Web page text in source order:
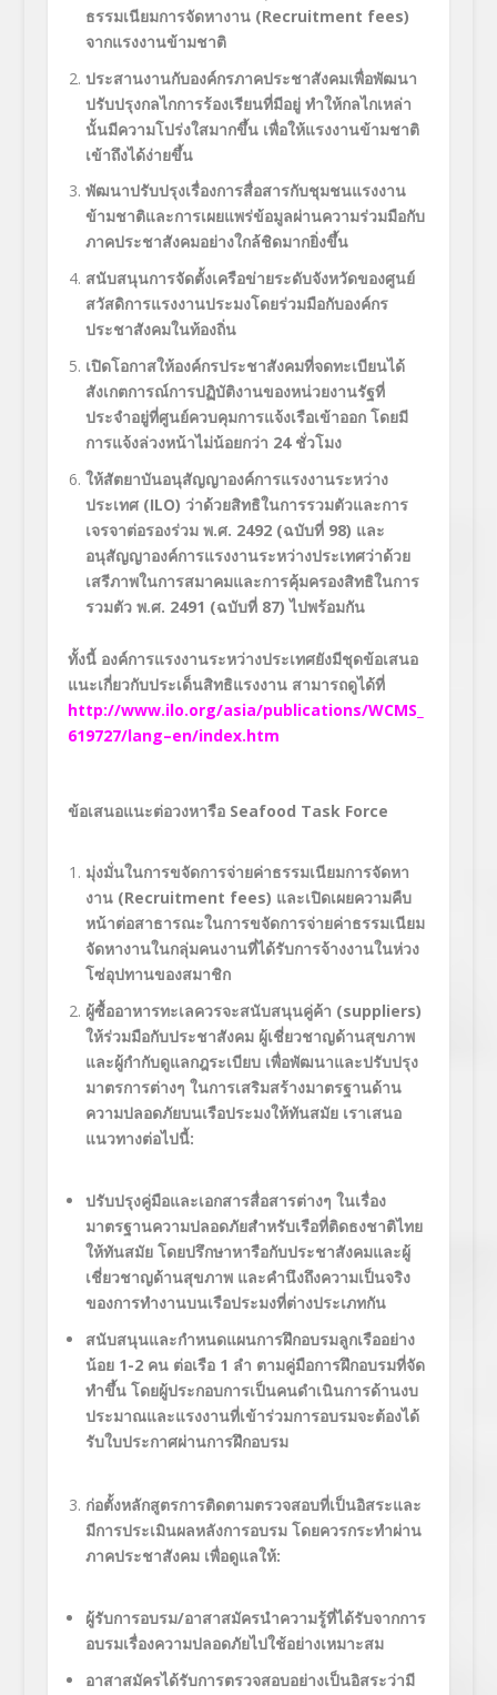
ธรรมเนียมการจัดหางาน (Recruitment fees)
จากแรงงานข้ามชาติ
ประสานงานกับองค์กรภาคประชาสังคมเพื่อพัฒนา
ปรับปรุงกลไกการร้องเรียนที่มีอยู่ ทำให้กลไกเหล่า
นั้นมีความโปร่งใสมากขึ้น เพื่อให้แรงงานข้ามชาติ
เข้าถึงได้ง่ายขึ้น
พัฒนาปรับปรุงเรื่องการสื่อสารกับชุมชนแรงงาน
ข้ามชาติและการเผยแพร่ข้อมูลผ่านความร่วมมือกับ
ภาคประชาสังคมอย่างใกล้ชิดมากยิ่งขึ้น
สนับสนุนการจัดตั้งเครือข่ายระดับจังหวัดของศูนย์
สวัสดิการแรงงานประมงโดยร่วมมือกับองค์กร
ประชาสังคมในท้องถิ่น
เปิดโอกาสให้องค์กรประชาสังคมที่จดทะเบียนได้
สังเกตการณ์การปฏิบัติงานของหน่วยงานรัฐที่
ประจำอยู่ที่ศูนย์ควบคุมการแจ้งเรือเข้าออก โดยมี
การแจ้งล่วงหน้าไม่น้อยกว่า 24 ชั่วโมง
ให้สัตยาบันอนุสัญญาองค์การแรงงานระหว่าง
ประเทศ (ILO) ว่าด้วยสิทธิในการรวมตัวและการ
เจรจาต่อรองร่วม พ.ศ. 2492 (ฉบับที่98) และ
อนุสัญญาองค์การแรงงานระหว่างประเทศว่าด้วย
เสรีภาพในการสมาคมและการคุ้มครองสิทธิในการ
รวมตัว พ.ศ. 2491 (ฉบับที่87)ไปพร้อมกัน
ทั้งนี้ องค์การแรงงานระหว่างประเทศยังมีชุดข้อเสนอ
แนะเกี่ยวกับประเด็นสิทธิแรงงาน สามารถดูได้ที่
http://www.ilo.org/asia/publications/WCMS_
619727/lang–en/index.htm
ข้อเสนอแนะต่อวงหารือSeafood Task Force
มุ่งมั่นในการขจัดการจ่ายค่าธรรมเนียมการจัดหา
งาน (Recruitment fees) และเปิดเผยความคืบ
หน้าต่อสาธารณะในการขจัดการจ่ายค่าธรรมเนียม
จัดหางานในกลุ่มคนงานที่ได้รับการจ้างงานในห่วง
โซ่อุปทานของสมาชิก
ผู้ซื้ออาหารทะเลควรจะสนับสนุนคู่ค้า (suppliers)
ให้ร่วมมือกับประชาสังคม ผู้เชี่ยวชาญด้านสุขภาพ
และผู้กำกับดูแลกฎระเบียบ เพื่อพัฒนาและปรับปรุง
มาตรการต่างๆ ในการเสริมสร้างมาตรฐานด้าน
ความปลอดภัยบนเรือประมงให้ทันสมัย เราเสนอ
แนวทางต่อไปนี้:
ปรับปรุงคู่มือและเอกสารสื่อสารต่างๆ ในเรื่อง
มาตรฐานความปลอดภัยสำหรับเรือที่ติดธงชาติไทย
ให้ทันสมัย โดยปรึกษาหารือกับประชาสังคมและผู้
เชี่ยวชาญด้านสุขภาพ และคำนึงถึงความเป็นจริง
ของการทำงานบนเรือประมงที่ต่างประเภทกัน
สนับสนุนและกำหนดแผนการฝึกอบรมลูกเรืออย่าง
น้อย 1-2 คน ต่อเรือ 1 ลำ ตามคู่มือการฝึกอบรมที่จัด
ทำขึ้น โดยผู้ประกอบการเป็นคนดำเนินการด้านงบ
ประมาณและแรงงานที่เข้าร่วมการอบรมจะต้องได้
รับใบประกาศผ่านการฝึกอบรม
ก่อตั้งหลักสูตรการติดตามตรวจสอบที่เป็นอิสระและ
มีการประเมินผลหลังการอบรม โดยควรกระทำผ่าน
ภาคประชาสังคม เพื่อดูแลให้:
ผู้รับการอบรม/อาสาสมัครนำความรู้ที่ได้รับจากการ
อบรมเรื่องความปลอดภัยไปใช้อย่างเหมาะสม
อาสาสมัครได้รับการตรวจสอบอย่างเป็นอิสระว่ามี